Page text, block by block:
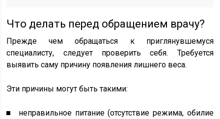
Что делать перед обращением врачу?
Прежде чем обращаться к приглянувшемуся
специалисту, следует проверить себя. Требуется
выявить саму причину появления лишнего веса.
Эти причины могут быть такими:
неправильное питание (отсутствие режима, обилие